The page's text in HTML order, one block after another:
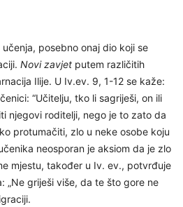
posebno onaj dio koji se
Novi zavjet putem različitih
Ilije. U Iv.ev. 9, 1-12 se kaže:
“Učitelju, tko li sagriješi, on ili
njegovi roditelji, nego je to zato da
protumačiti, zlo u neke osobe koju
neosporan je aksiom da je zlo
mjestu, također u Iv. ev., potvrđuje
„Ne griješi više, da te što gore ne